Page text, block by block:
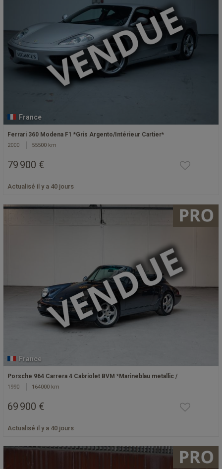
France
Ferrari 360 Modena F1 *Gris Argento/Intérieur Cartier*
2000 55500 km
79 900 €
Actualisé il y a 40 jours
France
Porsche 964 Carrera 4 Cabriolet BVM *Marineblau metallic /
1990 164000 km
69 900 €
Actualisé il y a 40 jours